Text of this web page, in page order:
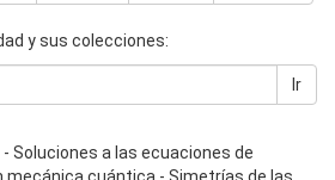
y sus colecciones:
Ir
Soluciones a las ecuaciones de